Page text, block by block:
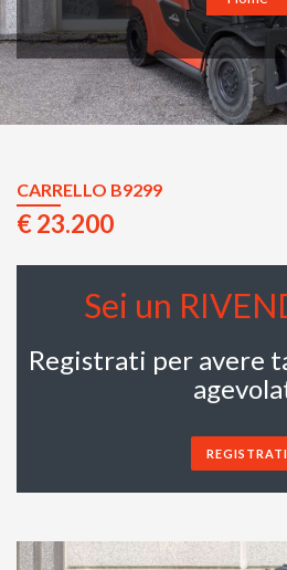
CARRELLO B9299
€ 23.200
Sei un
Registrati per avere
REGISTRATI
Previous